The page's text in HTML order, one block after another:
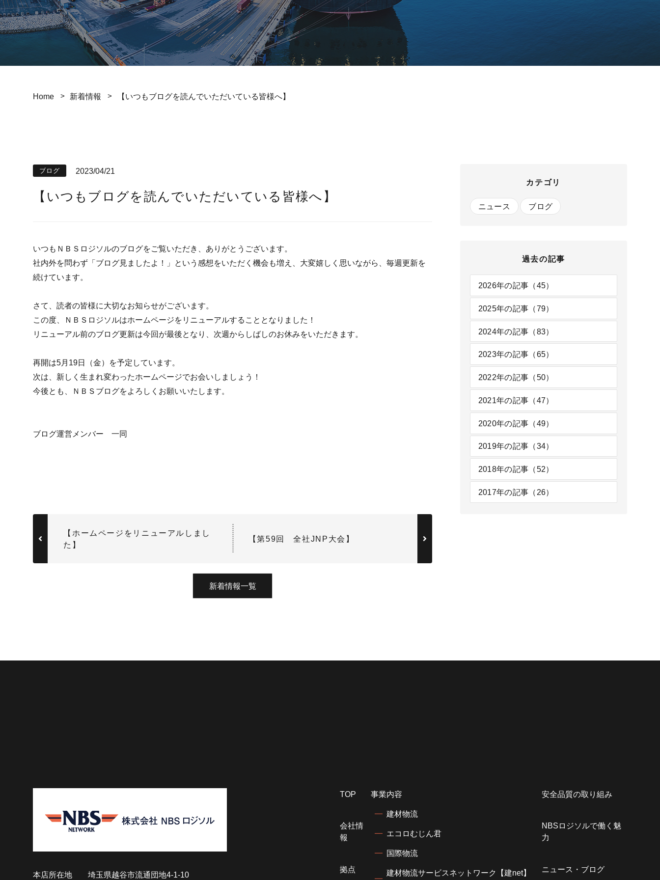
Home 新着情報 【いつもブログを読んでいただいている皆様へ】
ブログ 2023/04/21
【いつもブログを読んでいただいている皆様へ】
いつもＮＢＳロジソルのブログをご覧いただき、ありがとうございます。
社内外を問わず「ブログ見ましたよ！」という感想をいただく機会も増え、大変嬉しく思いながら、毎週更新を
続けています。
さて、読者の皆様に大切なお知らせがございます。
この度、ＮＢＳロジソルはホームページをリニューアルすることとなりました！
リニューアル前のブログ更新は今回が最後となり、次週からしばしのお休みをいただきます。
再開は5月19日（金）を予定しています。
次は、新しく生まれ変わったホームページでお会いしましょう！
今後とも、ＮＢＳブログをよろしくお願いいたします。
ブログ運営メンバー 一同
【ホームページをリニューアルしまし
た】
【第59回 全社JNP大会】
新着情報一覧
カテゴリ
ニュース ブログ
過去の記事
2026年の記事（45）
2025年の記事（79）
2024年の記事（83）
2023年の記事（65）
2022年の記事（50）
2021年の記事（47）
2020年の記事（49）
2019年の記事（34）
2018年の記事（52）
2017年の記事（26）
TOP
会社情
報
拠点
事業内容
建材物流
エコロむじん君
国際物流
建材物流サービスネットワーク【建net】
安全品質の取り組み
NBSロジソルで働く魅
力
ニュース・ブログ
本店所在地 埼玉県越谷市流通団地4-1-10